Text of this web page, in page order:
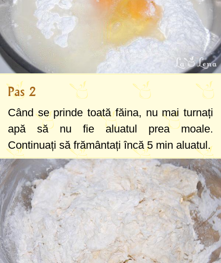
Pas 2
Când se prinde toată făina, nu mai turnați
apă să nu fie aluatul prea moale.
Continuați să frământați încă 5 min aluatul.